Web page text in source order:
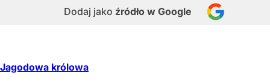
Dodaj jako źródło w Google
Jagodowa królowa